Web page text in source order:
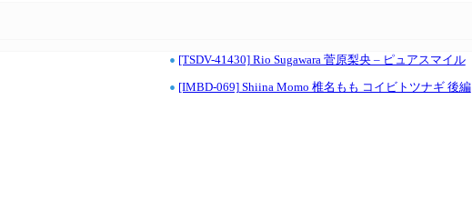
• [TSDV-41430] Rio Sugawara 菅原梨央 – ピュアスマイル
• [IMBD-069] Shiina Momo 椎名もも コイビトツナギ 後編